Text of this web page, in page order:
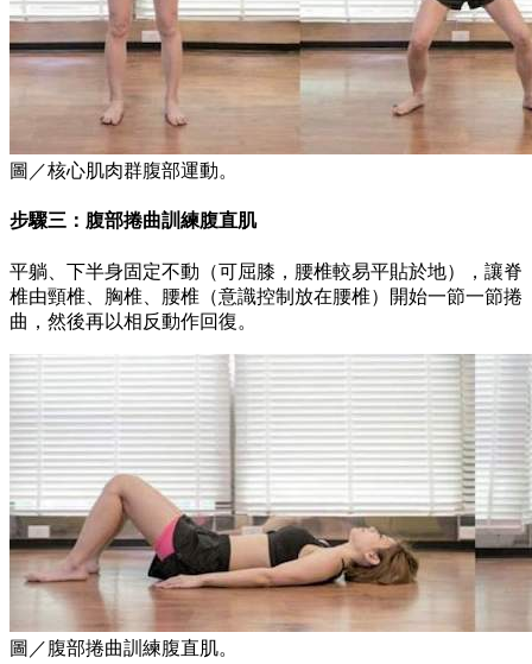
圖／核心肌肉群腹部運動。
步驟三：腹部捲曲訓練腹直肌
平躺、下半身固定不動（可屈膝，腰椎較易平貼於地），讓脊
椎由頸椎、胸椎、腰椎（意識控制放在腰椎）開始一節一節捲
曲，然後再以相反動作回復。
圖／腹部捲曲訓練腹直肌。